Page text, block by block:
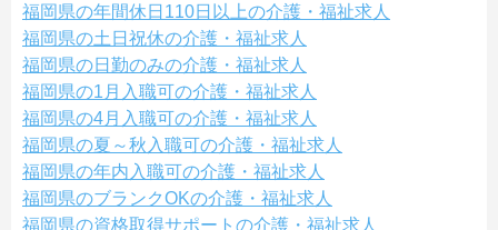
福岡県の年間休日110日以上の介護・福祉求人
福岡県の土日祝休の介護・福祉求人
福岡県の日勤のみの介護・福祉求人
福岡県の1月入職可の介護・福祉求人
福岡県の4月入職可の介護・福祉求人
福岡県の夏～秋入職可の介護・福祉求人
福岡県の年内入職可の介護・福祉求人
福岡県のブランクOKの介護・福祉求人
福岡県の資格取得サポートの介護・福祉求人